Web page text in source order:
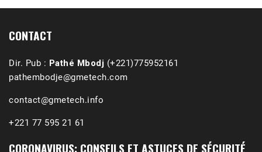
CONTACT
Dir. Pub : Pathé Mbodj (+221)775952161
pathembodje@gmetech.com
contact@gmetech.info
+221 77 595 21 61
CORONAVIRUS: CONSEILS ET ASTUCES DE SÉCURITÉ